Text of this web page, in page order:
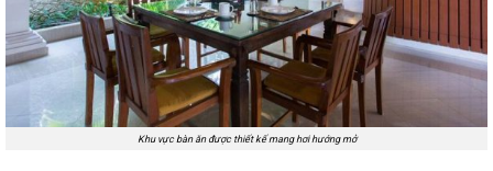
Khu vực bàn ăn được thiết kế mang hơi hướng mở